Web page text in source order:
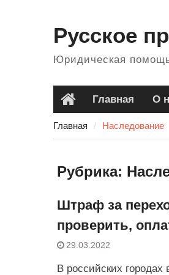
Русское
Юридическая
Главная
Главная О
Главная Наследование
Рубрика:
Штраф за
проверить,
29.03.2022
В российских